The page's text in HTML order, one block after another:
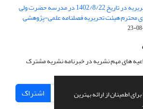
اطمینان از ارائه بهترین
برگزاری جلسه هیئت تحریریه در تاریخ 1402/8/22 در مدرسه حضرت ولی
محترم هیئت تحریریه فصلنامه علمی-پژوهشی
های مهم نشریه در خبرنامه نشریه مشترک
اشتراک